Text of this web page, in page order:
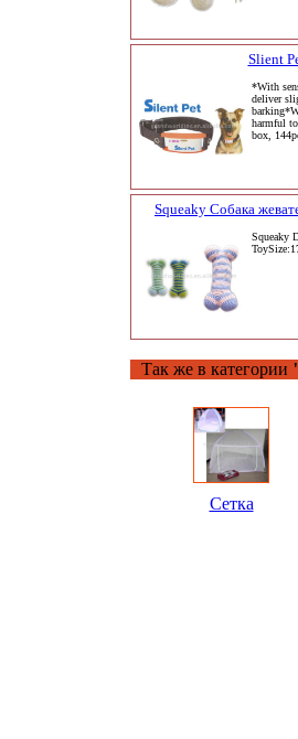
Slient
*With
deliver
harmful
box,
Squeaky Собака
Squeaky
Так же в категории
Сетка